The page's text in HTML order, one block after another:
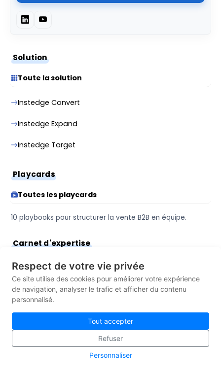
Respect de votre vie privée
Ce site utilise des cookies pour améliorer votre expérience
de navigation, analyser le trafic et afficher du contenu
personnalisé.
Tout accepter
Refuser
Personnaliser
Solution
Toute la solution
Instedge Convert
Instedge Expand
Instedge Target
Playcards
Toutes les playcards
10 playbooks pour structurer la vente B2B en équipe.
Carnet d'expertise
Voir tous les articles
Actualités Instedge
Plan de compte commercial
Processus commercial